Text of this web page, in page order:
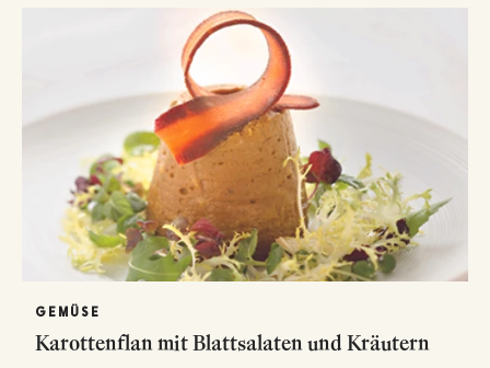
GEMÜSE
Karottenflan mit Blattsalaten und Kräutern